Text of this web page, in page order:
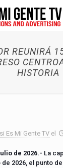
REUNIRÁ
HISTORIA
Es Mi Gente TV el
de 2026.- La
de 2026, el punto